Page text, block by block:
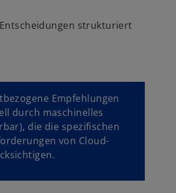
strukturiert
Empfehlungen
durch maschinelles
die die spezifischen
von Cloud-